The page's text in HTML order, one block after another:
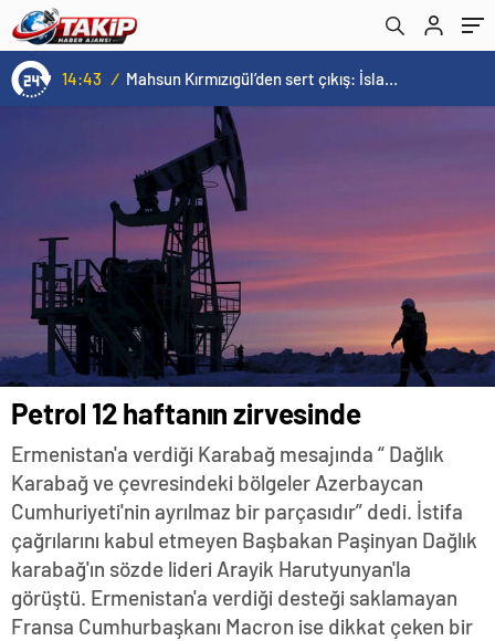
14:43 / Mahsun Kırmızıgül’den sert çıkış: İslam ülkeleri İspanya kadar cesur olamadı
Petrol 12 haftanın zirvesinde
Ermenistan'a verdiği Karabağ mesajında “ Dağlık
Karabağ ve çevresindeki bölgeler Azerbaycan
Cumhuriyeti'nin ayrılmaz bir parçasıdır” dedi. İstifa
çağrılarını kabul etmeyen Başbakan Paşinyan Dağlık
karabağ'ın sözde lideri Arayik Harutyunyan'la
görüştü. Ermenistan'a verdiği desteği saklamayan
Fransa Cumhurbaşkanı Macron ise dikkat çeken bir